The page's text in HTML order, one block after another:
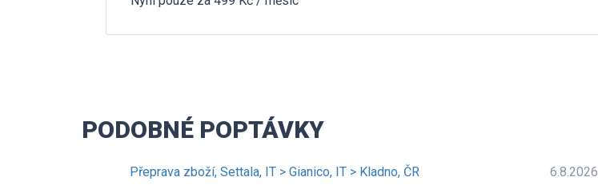
PODOBNÉ POPTÁVKY
Přeprava zboží, Settala, IT > Gianico, IT > Kladno, ČR 6.8.2026